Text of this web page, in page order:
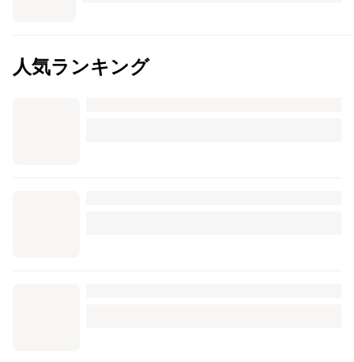
人気ランキング